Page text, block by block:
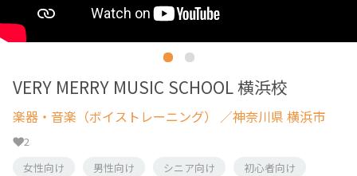
VERY MERRY MUSIC SCHOOL 横浜校
楽器・音楽（ボイストレーニング） ／神奈川県 横浜市
2
女性向け
男性向け シニア向け
初心者向け